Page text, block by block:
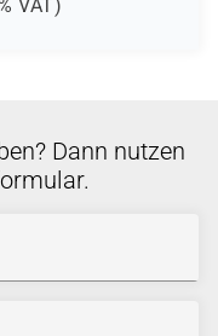
VAT)
Dann nutzen